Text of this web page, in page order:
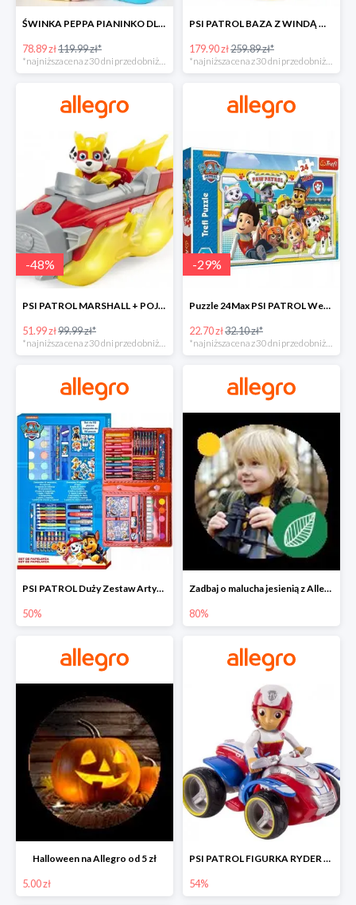
ŚWINKA PEPPA PIANINKO DLA DZIECI -34%
78.89 zł119.99 zł*
PSI PATROL BAZA Z WINDĄ WIEŻA + POJAZD AUTO REX -30%
179.90 zł259.89 zł*
-48%
PSI PATROL MARSHALL + POJAZD WÓZ STRAŻACKI DŹWIĘK -48%
51.99 zł99.99 zł*
*najniższa cena z 30 dni przed obniżką
-29%
Puzzle 24Max PSI PATROL Wesoła drużyna TREFL -29%
22.70 zł32.10 zł*
*najniższa cena z 30 dni przed obniżką
PSI PATROL Duży Zestaw Artystyczny 52 elementy na piąty komplet -50%
50%
Zadbaj o malucha jesienią z Allegro do -80%
80%
Halloween na Allegro od 5 zł
5.00 zł
PSI PATROL FIGURKA RYDER + QUAD POJAZD RATUNKOWY -54%
54%